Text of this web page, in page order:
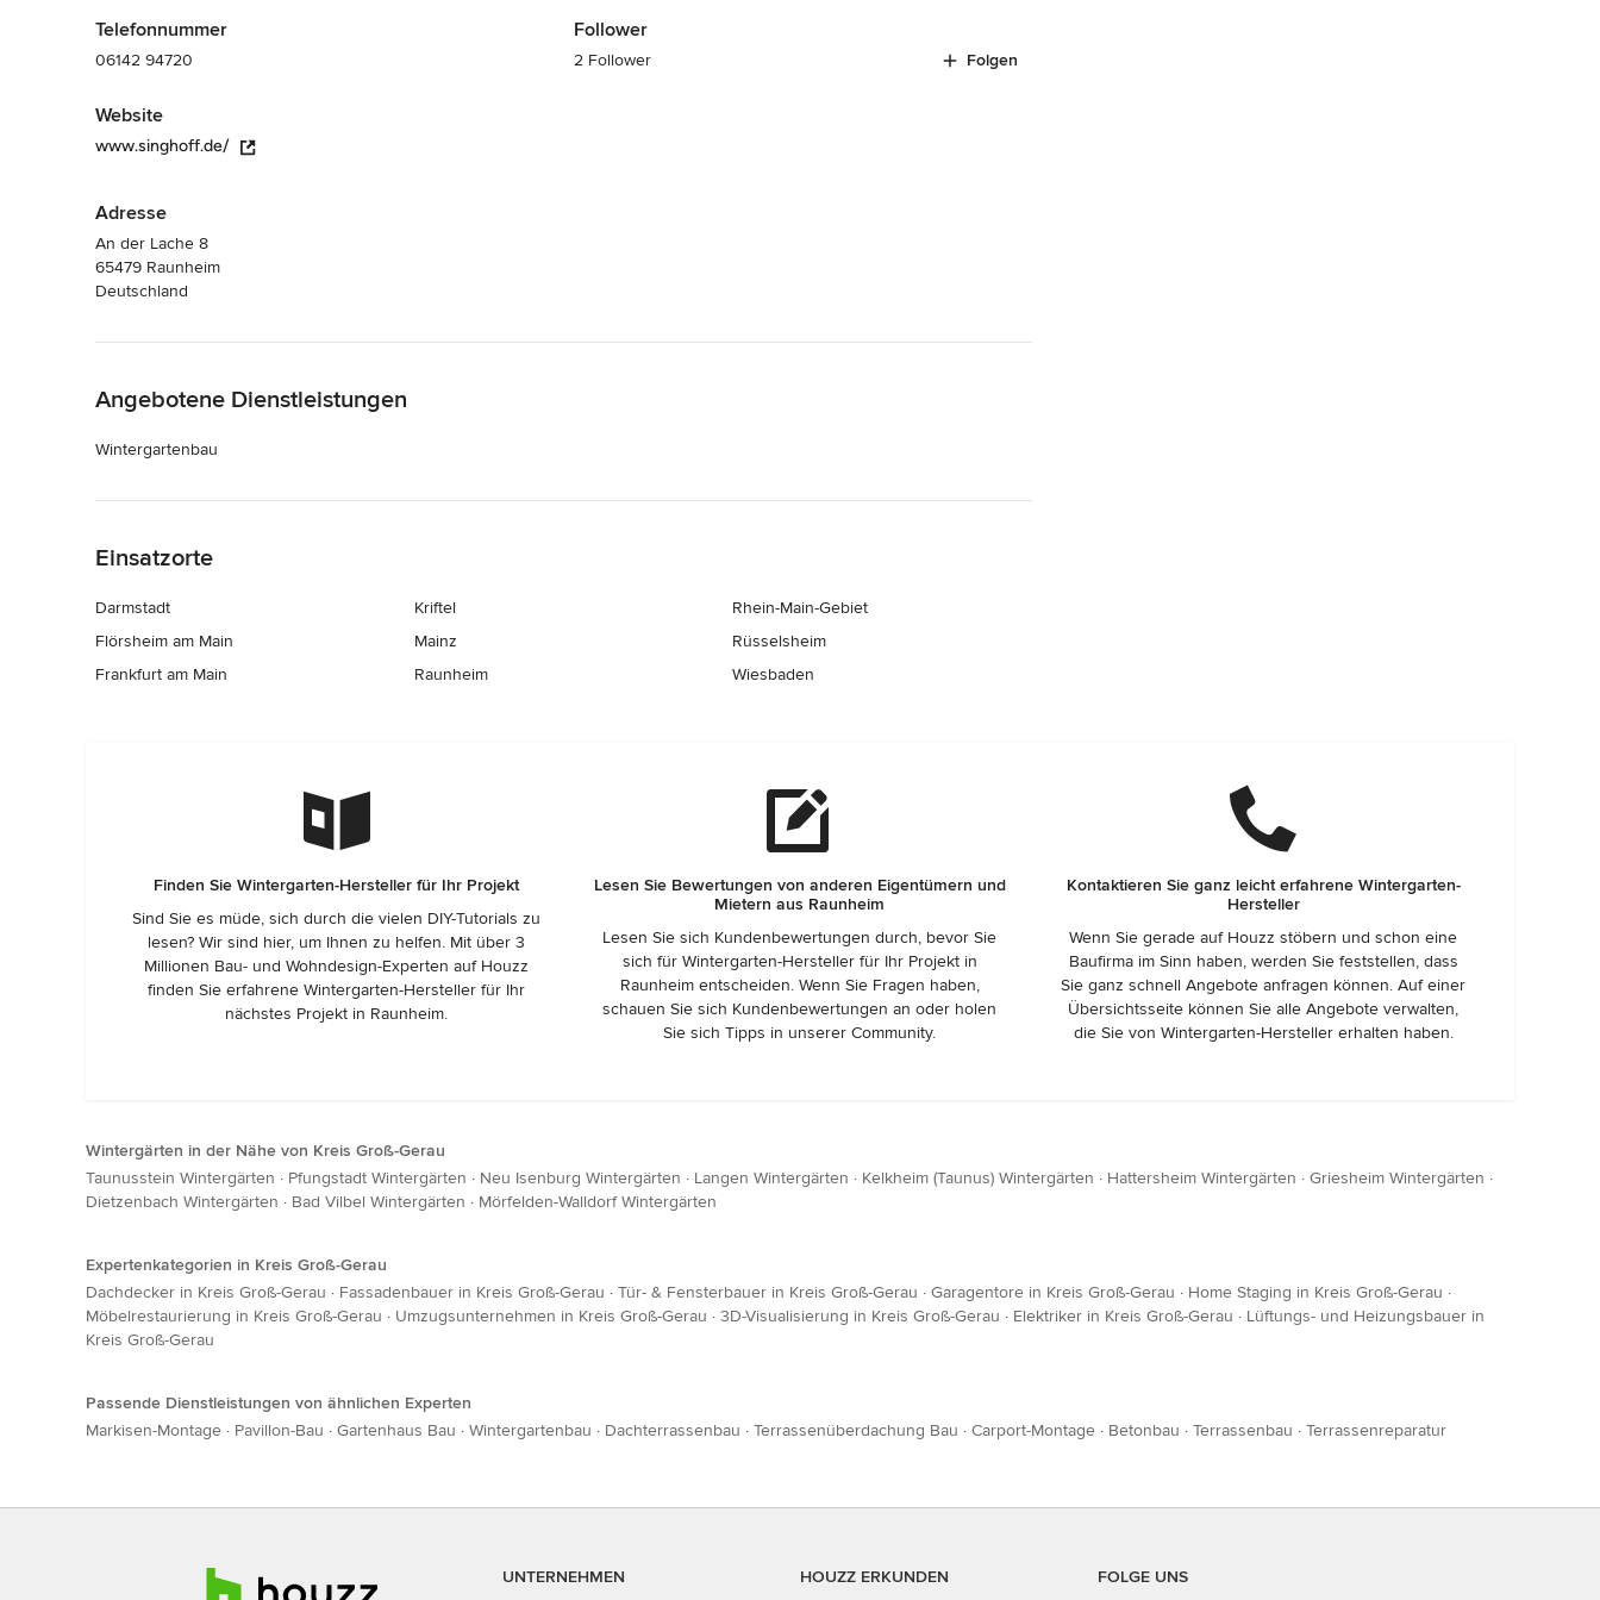
Telefonnummer
06142 94720
Website
www.singhoff.de/
Adresse
An der Lache 8
65479 Raunheim
Deutschland
Follower
2 Follower Folgen
Angebotene Dienstleistungen
Wintergartenbau
Einsatzorte
Darmstadt
Flörsheim am Main
Frankfurt am Main
Kriftel
Mainz
Raunheim
Rhein-Main-Gebiet
Rüsselsheim
Wiesbaden
Finden Sie Wintergarten-Hersteller für Ihr Projekt
Sind Sie es müde, sich durch die vielen DIY-Tutorials zu
lesen? Wir sind hier, um Ihnen zu helfen. Mit über 3
Millionen Bau- und Wohndesign-Experten auf Houzz
finden Sie erfahrene Wintergarten-Hersteller für Ihr
nächstes Projekt in Raunheim.
Lesen Sie Bewertungen von anderen Eigentümern und
Mietern aus Raunheim
Lesen Sie sich Kundenbewertungen durch, bevor Sie
sich für Wintergarten-Hersteller für Ihr Projekt in
Raunheim entscheiden. Wenn Sie Fragen haben,
schauen Sie sich Kundenbewertungen an oder holen
Sie sich Tipps in unserer Community.
Kontaktieren Sie ganz leicht erfahrene Wintergarten-
Hersteller
Wenn Sie gerade auf Houzz stöbern und schon eine
Baufirma im Sinn haben, werden Sie feststellen, dass
Sie ganz schnell Angebote anfragen können. Auf einer
Übersichtsseite können Sie alle Angebote verwalten,
die Sie von Wintergarten-Hersteller erhalten haben.
Wintergärten in der Nähe von Kreis Groß-Gerau
Taunusstein Wintergärten · Pfungstadt Wintergärten · Neu Isenburg Wintergärten · Langen Wintergärten · Kelkheim (Taunus) Wintergärten · Hattersheim Wintergärten · Griesheim Wintergärten ·
Dietzenbach Wintergärten · Bad Vilbel Wintergärten · Mörfelden-Walldorf Wintergärten
Expertenkategorien in Kreis Groß-Gerau
Dachdecker in Kreis Groß-Gerau · Fassadenbauer in Kreis Groß-Gerau · Tür- & Fensterbauer in Kreis Groß-Gerau · Garagentore in Kreis Groß-Gerau · Home Staging in Kreis Groß-Gerau ·
Möbelrestaurierung in Kreis Groß-Gerau · Umzugsunternehmen in Kreis Groß-Gerau · 3D-Visualisierung in Kreis Groß-Gerau · Elektriker in Kreis Groß-Gerau · Lüftungs- und Heizungsbauer in
Kreis Groß-Gerau
Passende Dienstleistungen von ähnlichen Experten
Markisen-Montage · Pavillon-Bau · Gartenhaus Bau · Wintergartenbau · Dachterrassenbau · Terrassenüberdachung Bau · Carport-Montage · Betonbau · Terrassenbau · Terrassenreparatur
UNTERNEHMEN HOUZZ ERKUNDEN FOLGE UNS